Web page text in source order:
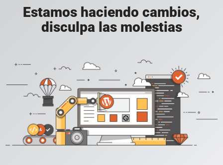
Estamos haciendo cambios,
disculpa las molestias